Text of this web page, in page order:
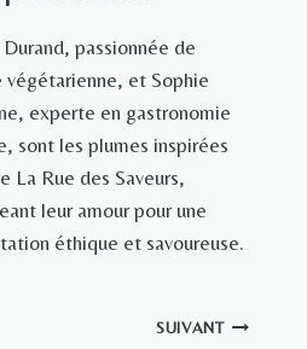
passionnée de
végétarienne, et Sophie
experte en gastronomie
sont les plumes inspirées
La Rue des Saveurs,
leur amour pour une
éthique et savoureuse.
SUIVANT